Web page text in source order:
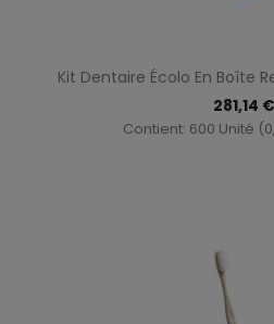
Kit Dentaire Écolo En Boîte
281,14 €
Contient: 600 Unité